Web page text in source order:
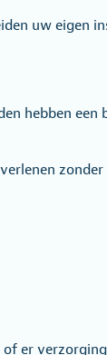
uw eigen
hebben
er